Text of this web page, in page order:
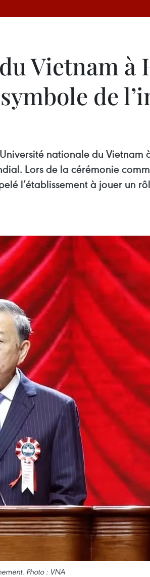
Vietnam
de
nationale du
Lors de la cérémonie
l’établissement à jouer un
Photo : VNA